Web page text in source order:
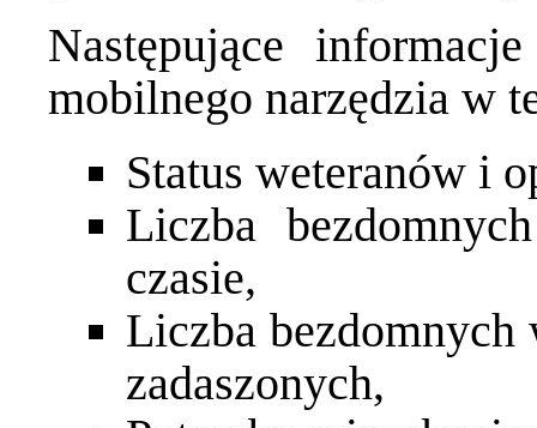
Następujące
mobilnego narzędzia w
Status weteranów i
Liczba
czasie,
Liczba bezdomnych
zadaszonych,